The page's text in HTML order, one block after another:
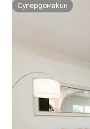
Супердомакин
Супердомакин